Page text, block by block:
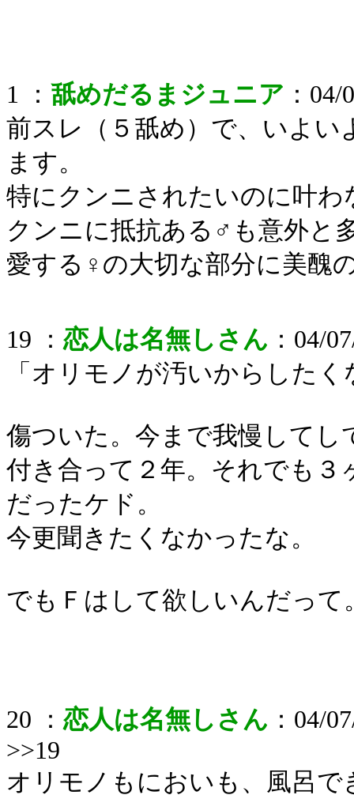
1 ： 舐めだるまジュニア ：
前スレ（５舐め）で、いよ
ます。
特にクンニされたいのに叶
クンニに抵抗ある♂も意外と
愛する♀の大切な部分に美醜
19 ： 恋人は名無しさん ：04/
「オリモノが汚いからした
傷ついた。今まで我慢してし
付き合って２年。それでも
だったケド。
今更聞きたくなかったな。
でもＦはして欲しいんだっ
20 ： 恋人は名無しさん ：04/
>>19
オリモノもにおいも、風呂